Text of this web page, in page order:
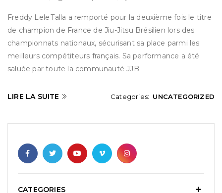
Freddy Lele Talla a remporté pour la deuxième fois le titre
de champion de France de Jiu-Jitsu Brésilien lors des
championnats nationaux, sécurisant sa place parmi les
meilleurs compétiteurs français. Sa performance a été
saluée par toute la communauté JJB
Categories: UNCATEGORIZED
LIRE LA SUITE
CATEGORIES